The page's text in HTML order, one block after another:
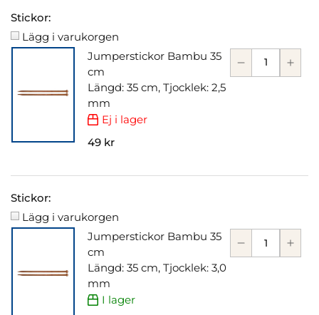
Stickor:
Lägg i varukorgen
Jumperstickor Bambu 35
cm
Längd: 35 cm, Tjocklek: 2,5
mm
Ej i lager
49 kr
Stickor:
Lägg i varukorgen
Jumperstickor Bambu 35
cm
Längd: 35 cm, Tjocklek: 3,0
mm
I lager